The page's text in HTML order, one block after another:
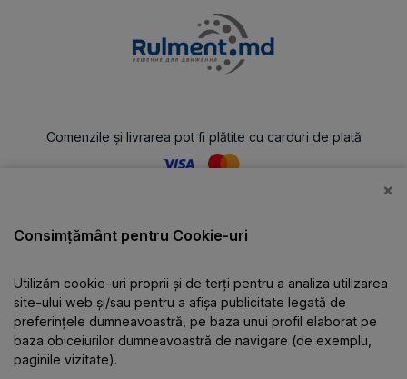
Comenzile și livrarea pot fi plătite cu carduri de plată
Catalog
Despre companie
Informații
×
Consimțământ pentru Cookie-uri
Utilizăm cookie-uri proprii și de terți pentru a analiza utilizarea
site-ului web și/sau pentru a afișa publicitate legată de
preferințele dumneavoastră, pe baza unui profil elaborat pe
baza obiceiurilor dumneavoastră de navigare (de exemplu,
paginile vizitate).